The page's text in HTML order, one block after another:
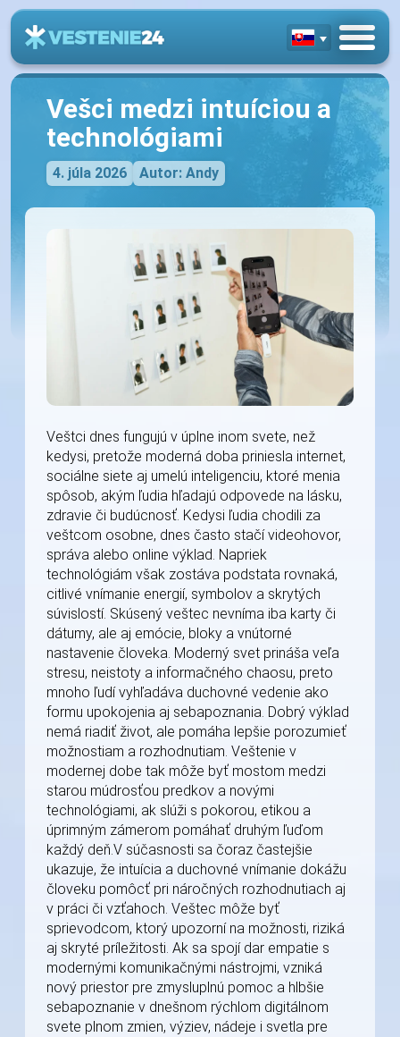
Vešci medzi intuíciou a
technológiami
4. júla 2026 Autor: Andy
Veštci dnes fungujú v úplne inom svete, než
kedysi, pretože moderná doba priniesla internet,
sociálne siete aj umelú inteligenciu, ktoré menia
spôsob, akým ľudia hľadajú odpovede na lásku,
zdravie či budúcnosť. Kedysi ľudia chodili za
veštcom osobne, dnes často stačí videohovor,
správa alebo online výklad. Napriek
technológiám však zostáva podstata rovnaká,
citlivé vnímanie energií, symbolov a skrytých
súvislostí. Skúsený veštec nevníma iba karty či
dátumy, ale aj emócie, bloky a vnútorné
nastavenie človeka. Moderný svet prináša veľa
stresu, neistoty a informačného chaosu, preto
mnoho ľudí vyhľadáva duchovné vedenie ako
formu upokojenia aj sebapoznania. Dobrý výklad
nemá riadiť život, ale pomáha lepšie porozumieť
možnostiam a rozhodnutiam. Veštenie v
modernej dobe tak môže byť mostom medzi
starou múdrosťou predkov a novými
technológiami, ak slúži s pokorou, etikou a
úprimným zámerom pomáhať druhým ľuďom
každý deň.V súčasnosti sa čoraz častejšie
ukazuje, že intuícia a duchovné vnímanie dokážu
človeku pomôcť pri náročných rozhodnutiach aj
v práci či vzťahoch. Veštec môže byť
sprievodcom, ktorý upozorní na možnosti, riziká
aj skryté príležitosti. Ak sa spojí dar empatie s
modernými komunikačnými nástrojmi, vzniká
nový priestor pre zmysluplnú pomoc a hlbšie
sebapoznanie v dnešnom rýchlom digitálnom
svete plnom zmien, výziev, nádeje i svetla pre